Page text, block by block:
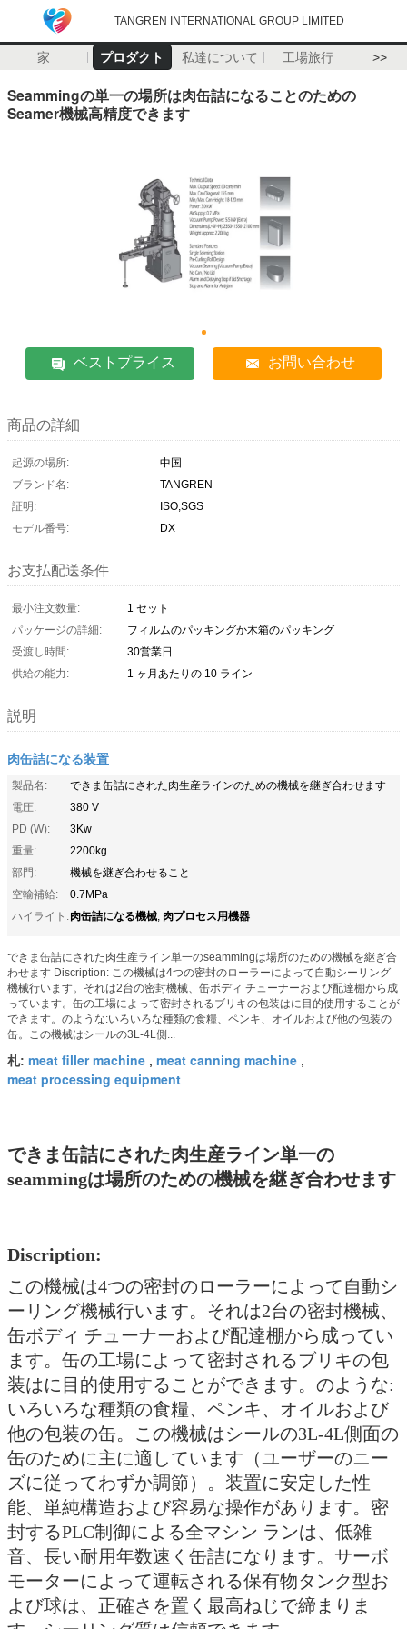
TANGREN INTERNATIONAL GROUP LIMITED
家 プロダクト 私達について 工場旅行 >>
Seammingの単一の場所は肉缶詰になることのための
Seamer機械高精度できます
ベストプライス お問い合わせ
商品の詳細
起源の場所:
中国
ブランド名:
TANGREN
証明:
ISO,SGS
モデル番号:
DX
お支払配送条件
最小注文数量:
1 セット
パッケージの詳細:
フィルムのパッキングか木箱のパッキング
受渡し時間:
30営業日
供給の能力:
1 ヶ月あたりの 10 ライン
説明
肉缶詰になる装置
製品名:
できま缶詰にされた肉生産ラインのための機械を継ぎ合わせます
電圧:
380 V
PD (W):
3Kw
重量:
2200kg
部門:
機械を継ぎ合わせること
空輸補給:
0.7MPa
ハイライト:肉缶詰になる機械, 肉プロセス用機器
できま缶詰にされた肉生産ライン単一のseammingは場所のための機械を継ぎ合
わせます Discription: この機械は4つの密封のローラーによって自動シーリング
機械行います。それは2台の密封機械、缶ボディ チューナーおよび配達棚から成
っています。缶の工場によって密封されるブリキの包装はに目的使用することが
できます。のような:いろいろな種類の食糧、ペンキ、オイルおよび他の包装の
缶。この機械はシールの3L-4L側...
札: meat filler machine , meat canning machine ,
meat processing equipment
できま缶詰にされた肉生産ライン単一の
seammingは場所のための機械を継ぎ合わせます
Discription:
この機械は4つの密封のローラーによって自動シ
ーリング機械行います。それは2台の密封機械、
缶ボディ チューナーおよび配達棚から成ってい
ます。缶の工場によって密封されるブリキの包
装はに目的使用することができます。のような:
いろいろな種類の食糧、ペンキ、オイルおよび
他の包装の缶。この機械はシールの3L-4L側面の
缶のために主に適しています（ユーザーのニー
ズに従ってわずか調節）。装置に安定した性
能、単純構造および容易な操作があります。密
封するPLC制御による全マシン ランは、低雑
音、長い耐用年数速く缶詰になります。サーボ
モーターによって運転される保有物タンク型お
よび球は、正確さを置く最高ねじで締まりま